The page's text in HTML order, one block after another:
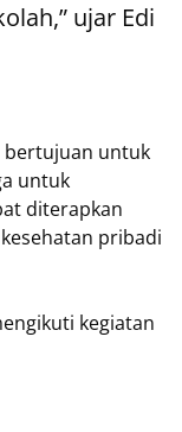
ujar Edi
bertujuan untuk
untuk
diterapkan
pribadi
kegiatan